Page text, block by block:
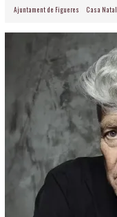
Ajuntament de Figueres Casa Natal